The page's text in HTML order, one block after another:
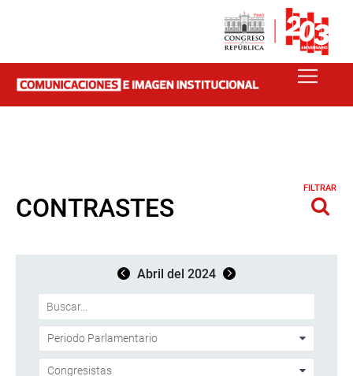
CONTRASTES
FILTRAR
Abril del 2024